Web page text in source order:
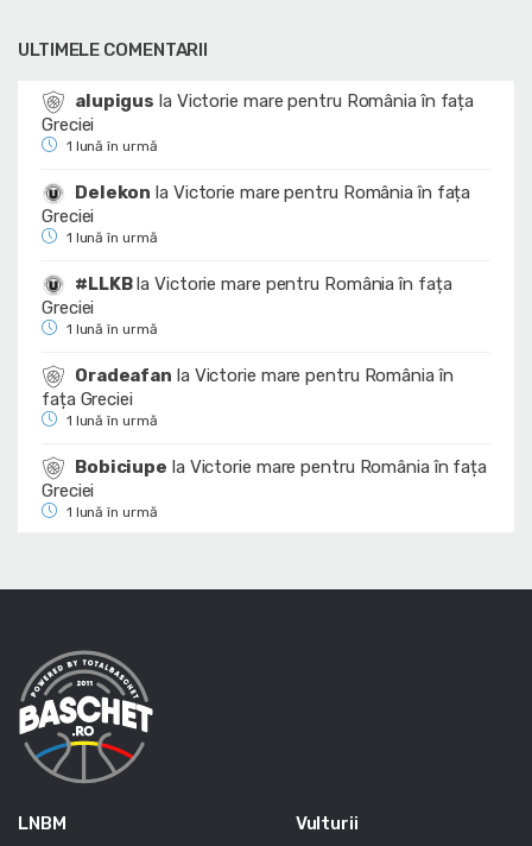
ULTIMELE COMENTARII
alupigus la Victorie mare pentru România în fața
Greciei
1 lună în urmă
Delekon la Victorie mare pentru România în fața
Greciei
1 lună în urmă
#LLKBlaVictorie mare pentru România în fața
Greciei
1 lună în urmă
Oradeafan la Victorie mare pentru România în
fața Greciei
1 lună în urmă
Bobiciupe la Victorie mare pentru România în fața
Greciei
1 lună în urmă
LNBM
Vulturii